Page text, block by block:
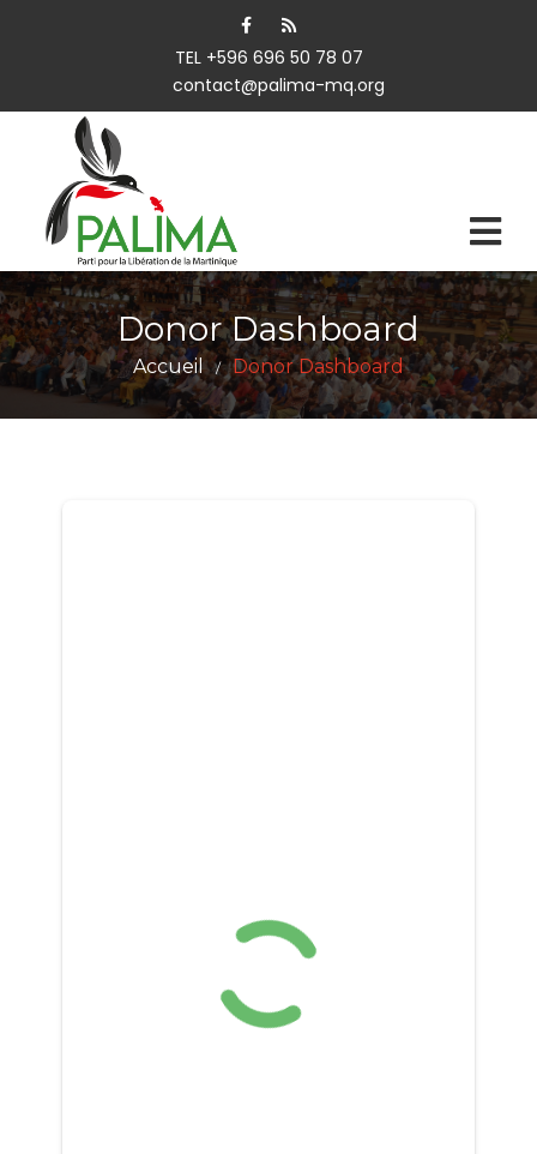
TEL +596 696 50 78 07
contact@palima-mq.org
Donor Dashboard
Accueil / Donor Dashboard